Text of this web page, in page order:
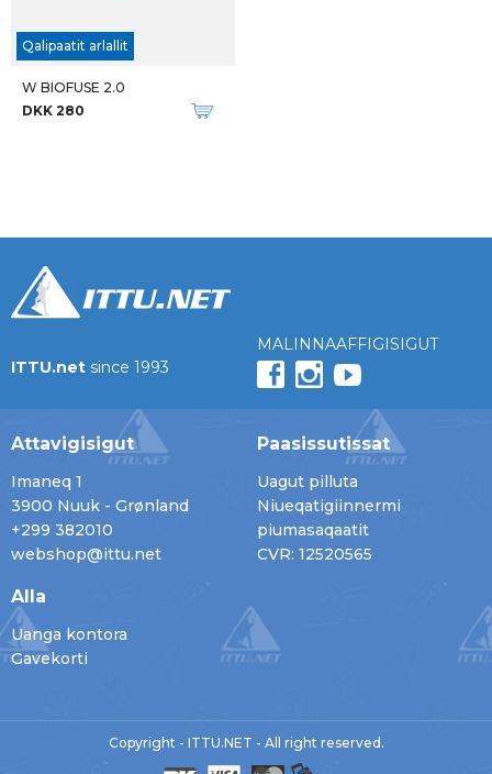
Qalipaatit arlallit
W BIOFUSE 2.0
DKK 280
ITTU.net since 1993
MALINNAAFFIGISIGUT
Attavigisigut
Imaneq 1
3900 Nuuk - Grønland
+299 382010
webshop@ittu.net
Paasissutissat
Uagut pilluta
Niueqatigiinnermi
piumasaqaatit
CVR: 12520565
Alla
Uanga kontora
Gavekorti
Copyright - ITTU.NET - All right reserved.